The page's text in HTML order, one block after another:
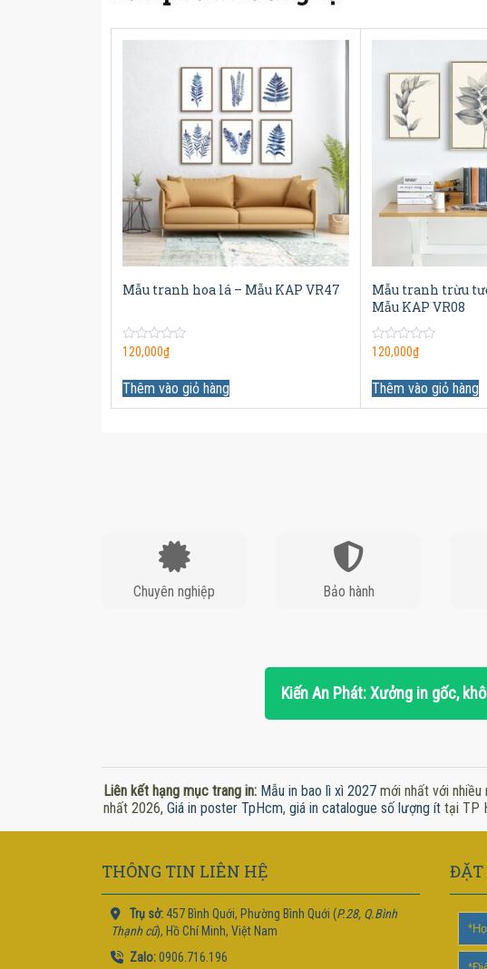
Mẫu tranh hoa lá – Mẫu KAP VR47
0
5
120,000₫
Thêm vào giỏ hàng
Mẫu tranh trừu
Mẫu KAP VR08
0
5
120,000₫
Thêm vào giỏ hàng
Chuyên nghiệp Bảo hành
Kiến An Phát: Xưởng in gốc,
Liên kết hạng mục trang in: Mẫu in bao lì xì 2027 mới nhất với nhiều
nhất 2026, Giá in poster TpHcm, giá in catalogue số lượng ít tại TP
THÔNG TIN LIÊN HỆ
Trụ sở:457 Bình Quới, Phường Bình Quới (P.28, Q.Bình
Thạnh cũ), Hồ Chí Minh, Việt Nam
Zalo:0906.716.196